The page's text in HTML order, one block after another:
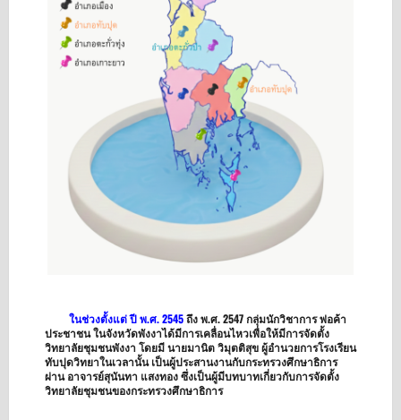
ในช่วงตั้งแต่ ปี พ.ศ. 2545ถึง พ.ศ. 2547 กลุ่มนักวิชาการ พ่อค้า
ประชาชน ในจังหวัดพังงาได้มีการเคลื่อนไหวเพื่อให้มีการจัดตั้ง
วิทยาลัยชุมชนพังงา โดยมี นายมานิต วิมุตติสุข ผู้อำนวยการโรงเรียน
ทับปุดวิทยาในเวลานั้น เป็นผู้ประสานงานกับกระทรวงศึกษาธิการ
ผ่าน อาจารย์สุนันทา แสงทอง ซึ่งเป็นผู้มีบทบาทเกี่ยวกับการจัดตั้ง
วิทยาลัยชุมชนของกระทรวงศึกษาธิการ